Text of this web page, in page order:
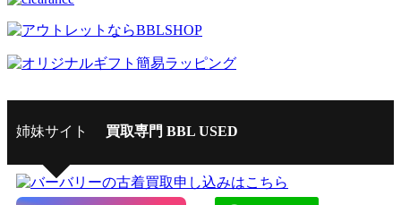
姉妹サイト 買取専門 BBL USED